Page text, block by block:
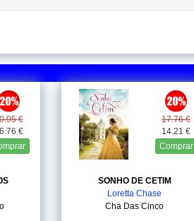
€
€
17.76 €
14.21 €
Comprar
SONHO DE CETIM
Loretta Chase
Cha Das Cinco